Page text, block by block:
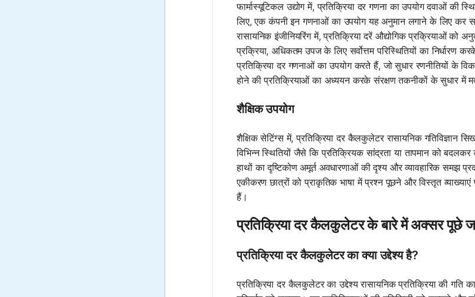
फार्मास्यूटिकल उद्योग में, प्रतिक्रिया दर गणना का उपयोग दवाओं की
लिए, एक कंपनी इन गणनाओं का उपयोग यह अनुमान लगाने के लिए कर
रासायनिक इंजीनियरिंग में, प्रतिक्रिया दरें औद्योगिक प्रक्रियाओं
प्रक्रिया, अधिकतम उपज के लिए सर्वोत्तम परिस्थितियों का
प्रतिक्रिया दर गणनाओं का उपयोग करते हैं, जो सुधार रणनीतियों के
होने की प्रतिक्रियाओं का अध्ययन करके संरक्षण तकनीकों के सुधार में
शैक्षिक उपयोग
शैक्षिक सेटिंग्स में, प्रतिक्रिया दर कैलकुलेटर रासायनिक गतिविज्ञान
विभिन्न स्थितियों जैसे कि प्रतिक्रियक सांद्रता या तापमान को
हाथों का दृष्टिकोण अमूर्त अवधारणाओं की दृश्य और व्यावहारिक
एकीकरण छात्रों को प्राकृतिक भाषा में प्रश्न पूछने और विस्तृत
हैं।
प्रतिक्रिया दर कैलकुलेटर के बारे में अक्सर पूछे
प्रतिक्रिया दर कैलकुलेटर का क्या उद्देश्य है?
प्रतिक्रिया दर कैलकुलेटर का उद्देश्य रासायनिक प्रतिक्रिया की गति